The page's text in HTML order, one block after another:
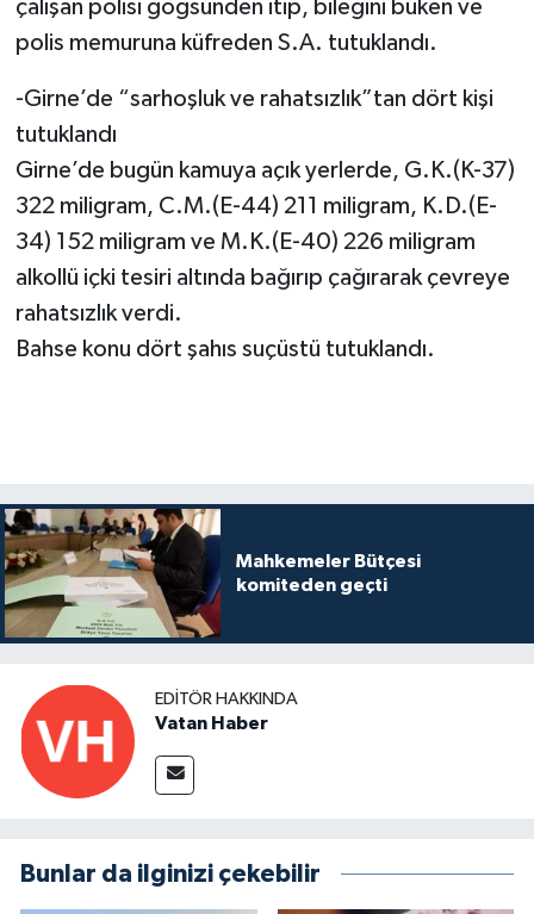
çalışan polisi göğsünden itip, bileğini büken ve
polis memuruna küfreden S.A. tutuklandı.
-Girne’de “sarhoşluk ve rahatsızlık”tan dört kişi
tutuklandı
Girne’de bugün kamuya açık yerlerde, G.K.(K-37)
322 miligram, C.M.(E-44) 211 miligram, K.D.(E-
34) 152 miligram ve M.K.(E-40) 226 miligram
alkollü içki tesiri altında bağırıp çağırarak çevreye
rahatsızlık verdi.
Bahse konu dört şahıs suçüstü tutuklandı.
Mahkemeler Bütçesi
komiteden geçti
EDITÖR HAKKINDA
Vatan Haber
Bunlar da ilginizi çekebilir